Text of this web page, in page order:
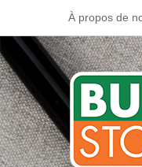
À propos de